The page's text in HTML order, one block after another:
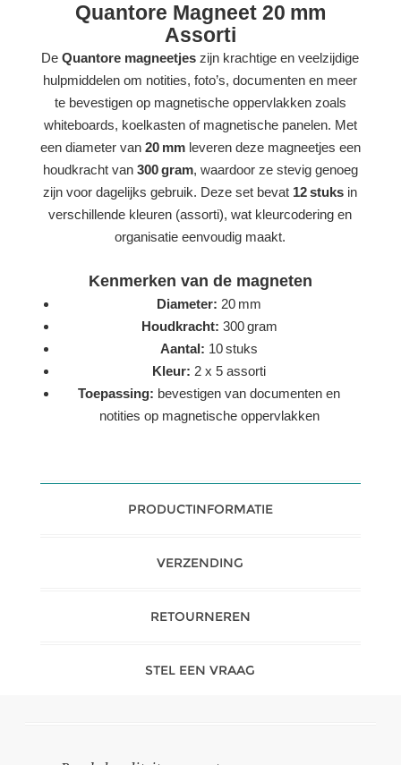
Quantore Magneet 20 mm
Assorti
DeQuantore magneetjes zijn krachtige en veelzijdige
hulpmiddelen om notities, foto’s, documenten en meer
te bevestigen op magnetische oppervlakken zoals
whiteboards, koelkasten of magnetische panelen. Met
een diameter van 20 mmleveren deze magneetjes een
houdkracht van 300 gram, waardoor ze stevig genoeg
zijn voor dagelijks gebruik. Deze set bevat 12 stuks in
verschillende kleuren (assorti), wat kleurcodering en
organisatie eenvoudig maakt.
Kenmerken van de magneten
Diameter: 20 mm
Houdkracht: 300 gram
Aantal: 10 stuks
Kleur: 2 x 5 assorti
Toepassing: bevestigen van documenten en
notities op magnetische oppervlakken
PRODUCTINFORMATIE
VERZENDING
RETOURNEREN
STEL EEN VRAAG